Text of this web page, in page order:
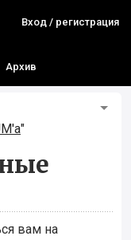
Вход / регистрация
Архив
"
вам на